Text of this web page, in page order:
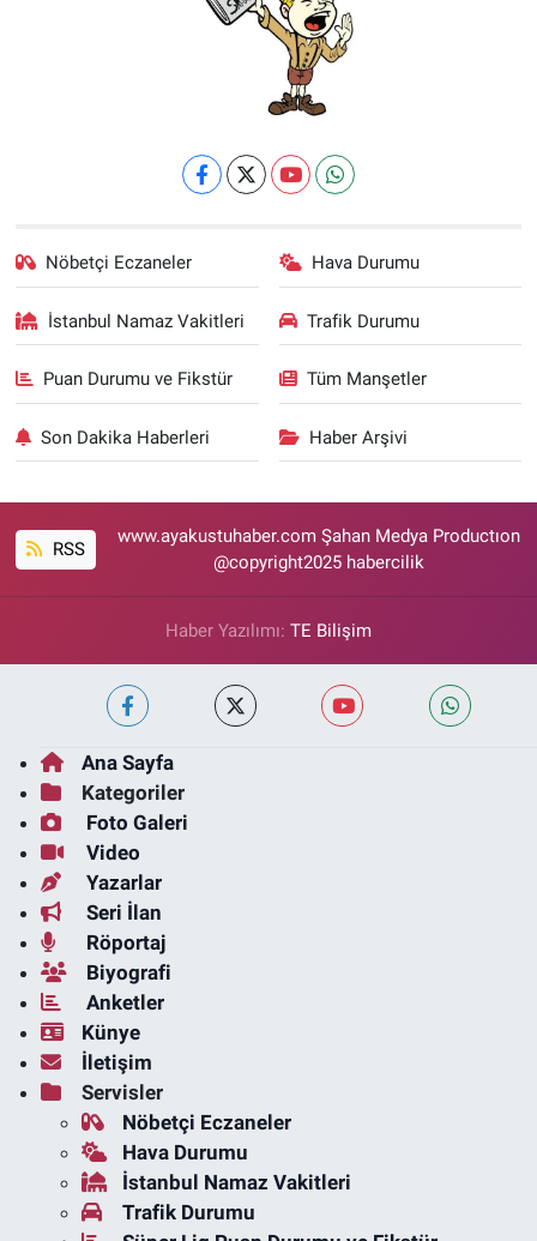
Nöbetçi Eczaneler Hava Durumu
İstanbul Namaz Vakitleri Trafik Durumu
Puan Durumu ve Fikstür Tüm Manşetler
Son Dakika Haberleri Haber Arşivi
RSS
www.ayakustuhaber.com Şahan Medya Productıon
@copyright2025 habercilik
Haber Yazılımı: TE Bilişim
Ana Sayfa
Kategoriler
Foto Galeri
Video
Yazarlar
Seri İlan
Röportaj
Biyografi
Anketler
Künye
İletişim
Servisler
Nöbetçi Eczaneler
Hava Durumu
İstanbul Namaz Vakitleri
Trafik Durumu